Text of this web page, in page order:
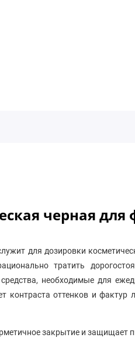
черная
для дозировки
тратить
необходимые для
контраста оттенков и
закрытие и защищает